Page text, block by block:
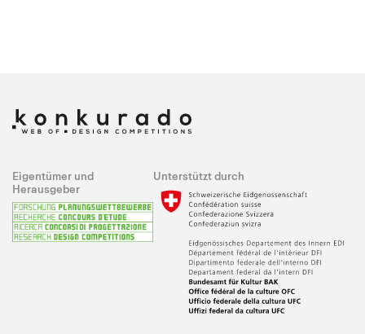
Eigentümer und
Herausgeber
Unterstützt durch